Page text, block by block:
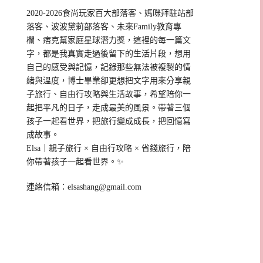
2020-2026食尚玩家百大部落客、媽咪拜駐站部
落客、波波黛莉部落客、未來Family教育專
欄、痞克幫家庭星球潛力獎，這裡的每一篇文
字，都是我真實走過後留下的生活片段，想用
自己的感受與記憶，記錄那些無法被複製的情
緒與溫度，博士畢業卻更想把文字用來分享親
子旅行、自由行攻略與生活故事，希望陪你一
起把平凡的日子，走成最美的風景。帶著三個
孩子一起看世界，把旅行變成成長，把回憶寫
成故事。
Elsa｜親子旅行 × 自由行攻略 × 省錢旅行，陪
你帶著孩子一起看世界。✨
連絡信箱：elsashang@gmail.com